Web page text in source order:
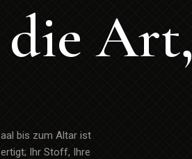
Art,
bis zum Altar ist
Ihr Stoff, Ihre